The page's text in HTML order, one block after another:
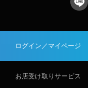
ログイン／マイページ
お店受け取りサービス